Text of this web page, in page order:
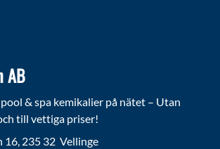
AB
& spa kemikalier på nätet – Utan
till vettiga priser!
16, 235 32 Vellinge